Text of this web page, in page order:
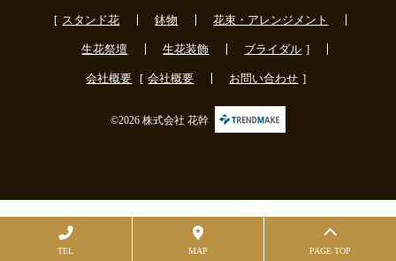
スタンド花 鉢物 花束・アレンジメント
生花祭壇 生花装飾 ブライダル
会社概要 会社概要 お問い合わせ
©2026 株式会社 花幹
TEL MAP PAGE TOP